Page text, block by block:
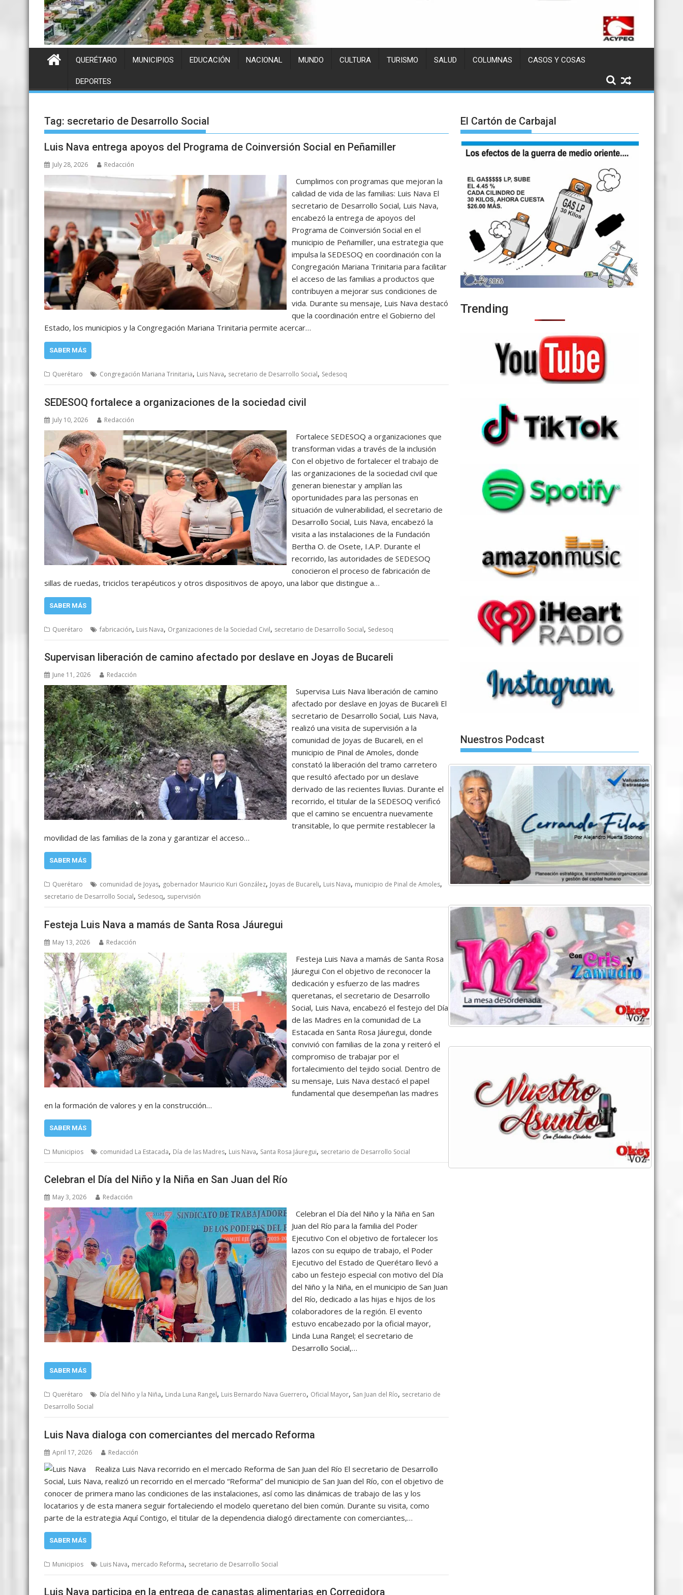
QUERÉTARO MUNICIPIOS EDUCACIÓN NACIONAL MUNDO CULTURA TURISMO SALUD COLUMNAS CASOS Y COSAS
DEPORTES
Tag: secretario de Desarrollo Social
Luis Nava entrega apoyos del Programa de Coinversión Social en Peñamiller
July 28, 2026 Redacción
Cumplimos con programas que mejoran la
calidad de vida de las familias: Luis Nava El
secretario de Desarrollo Social, Luis Nava,
encabezó la entrega de apoyos del
Programa de Coinversión Social en el
municipio de Peñamiller, una estrategia que
impulsa la SEDESOQ en coordinación con la
Congregación Mariana Trinitaria para facilitar
el acceso de las familias a productos que
contribuyen a mejorar sus condiciones de
vida. Durante su mensaje, Luis Nava destacó
que la coordinación entre el Gobierno del
Estado, los municipios y la Congregación Mariana Trinitaria permite acercar…
SABER MÁS
Querétaro Congregación Mariana Trinitaria, Luis Nava, secretario de Desarrollo Social, Sedesoq
SEDESOQ fortalece a organizaciones de la sociedad civil
July 10, 2026 Redacción
Fortalece SEDESOQ a organizaciones que
transforman vidas a través de la inclusión
Con el objetivo de fortalecer el trabajo de
las organizaciones de la sociedad civil que
generan bienestar y amplían las
oportunidades para las personas en
situación de vulnerabilidad, el secretario de
Desarrollo Social, Luis Nava, encabezó la
visita a las instalaciones de la Fundación
Bertha O. de Osete, I.A.P. Durante el
recorrido, las autoridades de SEDESOQ
conocieron el proceso de fabricación de
sillas de ruedas, triciclos terapéuticos y otros dispositivos de apoyo, una labor que distingue a…
SABER MÁS
Querétaro fabricación, Luis Nava, Organizaciones de la Sociedad Civil, secretario de Desarrollo Social, Sedesoq
Supervisan liberación de camino afectado por deslave en Joyas de Bucareli
June 11, 2026 Redacción
Supervisa Luis Nava liberación de camino
afectado por deslave en Joyas de Bucareli El
secretario de Desarrollo Social, Luis Nava,
realizó una visita de supervisión a la
comunidad de Joyas de Bucareli, en el
municipio de Pinal de Amoles, donde
constató la liberación del tramo carretero
que resultó afectado por un deslave
derivado de las recientes lluvias. Durante el
recorrido, el titular de la SEDESOQ verificó
que el camino se encuentra nuevamente
transitable, lo que permite restablecer la
movilidad de las familias de la zona y garantizar el acceso…
SABER MÁS
Querétaro comunidad de Joyas, gobernador Mauricio Kuri González, Joyas de Bucareli, Luis Nava, municipio de Pinal de Amoles,
secretario de Desarrollo Social, Sedesoq, supervisión
Festeja Luis Nava a mamás de Santa Rosa Jáuregui
May 13, 2026 Redacción
Festeja Luis Nava a mamás de Santa Rosa
Jáuregui Con el objetivo de reconocer la
dedicación y esfuerzo de las madres
queretanas, el secretario de Desarrollo
Social, Luis Nava, encabezó el festejo del Día
de las Madres en la comunidad de La
Estacada en Santa Rosa Jáuregui, donde
convivió con familias de la zona y reiteró el
compromiso de trabajar por el
fortalecimiento del tejido social. Dentro de
su mensaje, Luis Nava destacó el papel
fundamental que desempeñan las madres
en la formación de valores y en la construcción…
SABER MÁS
Municipios comunidad La Estacada, Día de las Madres, Luis Nava, Santa Rosa Jáuregui, secretario de Desarrollo Social
Celebran el Día del Niño y la Niña en San Juan del Río
May 3, 2026 Redacción
Celebran el Día del Niño y la Niña en San
Juan del Río para la familia del Poder
Ejecutivo Con el objetivo de fortalecer los
lazos con su equipo de trabajo, el Poder
Ejecutivo del Estado de Querétaro llevó a
cabo un festejo especial con motivo del Día
del Niño y la Niña, en el municipio de San Juan
del Río, dedicado a las hijas e hijos de los
colaboradores de la región. El evento
estuvo encabezado por la oficial mayor,
Linda Luna Rangel; el secretario de
Desarrollo Social,…
SABER MÁS
Querétaro Día del Niño y la Niña, Linda Luna Rangel, Luis Bernardo Nava Guerrero, Oficial Mayor, San Juan del Río, secretario de
Desarrollo Social
Luis Nava dialoga con comerciantes del mercado Reforma
April 17, 2026 Redacción
Realiza Luis Nava recorrido en el mercado Reforma de San Juan del Río El secretario de Desarrollo
Social, Luis Nava, realizó un recorrido en el mercado “Reforma” del municipio de San Juan del Río, con el objetivo de
conocer de primera mano las condiciones de las instalaciones, así como las dinámicas de trabajo de las y los
locatarios y de esta manera seguir fortaleciendo el modelo queretano del bien común. Durante su visita, como
parte de la estrategia Aquí Contigo, el titular de la dependencia dialogó directamente con comerciantes,…
SABER MÁS
Municipios Luis Nava, mercado Reforma, secretario de Desarrollo Social
Luis Nava participa en la entrega de canastas alimentarias en Corregidora
El Cartón de Carbajal
Trending
Nuestros Podcast